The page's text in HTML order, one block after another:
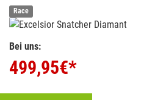
Race
Bei uns:
499,95€*